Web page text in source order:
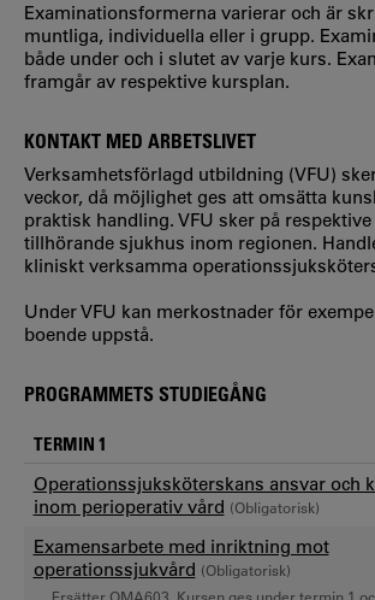
Examinationsformerna varierar och är
muntliga, individuella eller i grupp.
både under och i slutet av varje kurs.
framgår av respektive kursplan.
KONTAKT MED ARBETSLIVET
Verksamhetsförlagd utbildning (VFU)
veckor, då möjlighet ges att omsätta
praktisk handling. VFU sker på
tillhörande sjukhus inom regionen.
kliniskt verksamma
Under VFU kan merkostnader för
boende uppstå.
PROGRAMMETS STUDIEGÅNG
TERMIN 1
Operationssjuksköterskans ansvar och
inom perioperativ vård (Obligatorisk)
Examensarbete med inriktning mot
operationssjukvård (Obligatorisk)
Ersätter OMA603. Kursen ges under termin 1